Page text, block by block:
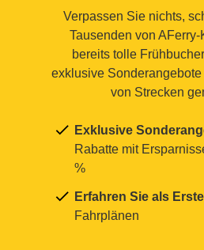
Verpassen Sie nichts,
Tausenden von
bereits tolle
exklusive Sonderangebote
von Strecken
Exklusive
Rabatte mit
%
Erfahren Sie als
Fahrplänen